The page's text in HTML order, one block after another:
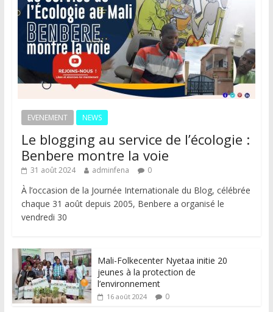
EVENEMENT NEWS
Le blogging au service de l’écologie :
Benbere montre la voie
31 août 2024 adminfena 0
À l’occasion de la Journée Internationale du Blog, célébrée
chaque 31 août depuis 2005, Benbere a organisé le
vendredi 30
Mali-Folkecenter Nyetaa initie 20
jeunes à la protection de
l’environnement
16 août 2024 0